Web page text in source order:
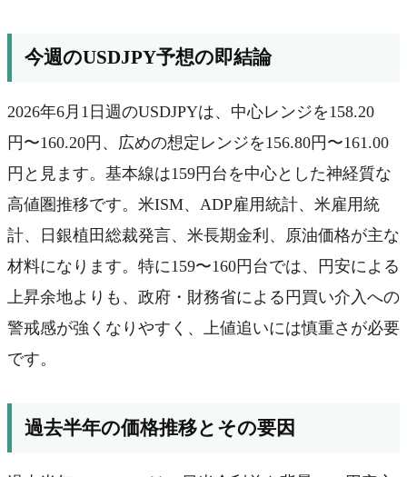
今週のUSDJPY予想の即結論
2026年6月1日週のUSDJPYは、中心レンジを158.20
円〜160.20円、広めの想定レンジを156.80円〜161.00
円と見ます。基本線は159円台を中心とした神経質な
高値圏推移です。米ISM、ADP雇用統計、米雇用統
計、日銀植田総裁発言、米長期金利、原油価格が主な
材料になります。特に159〜160円台では、円安による
上昇余地よりも、政府・財務省による円買い介入への
警戒感が強くなりやすく、上値追いには慎重さが必要
です。
過去半年の価格推移とその要因